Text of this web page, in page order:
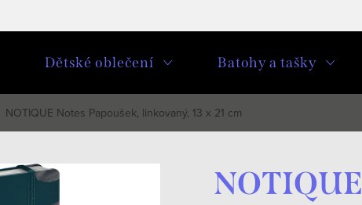
Dětské oblečení Batohy a tašky
NOTIQUE Notes Papoušek, linkovaný, 13 x 21 cm